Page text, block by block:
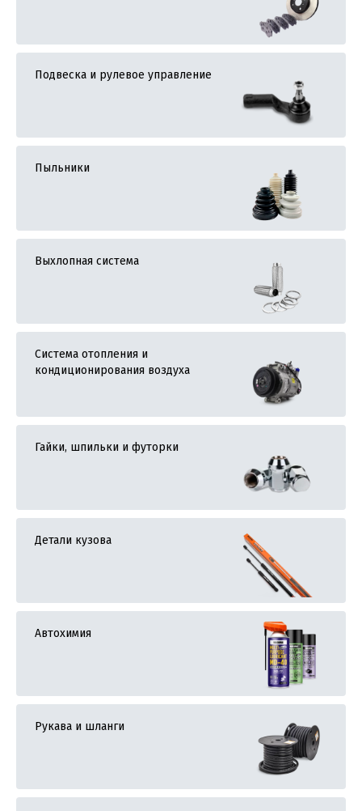
Подвеска и рулевое управление
Пыльники
Выхлопная система
Система отопления и
кондиционирования воздуха
Гайки, шпильки и футорки
Детали кузова
Автохимия
Рукава и шланги